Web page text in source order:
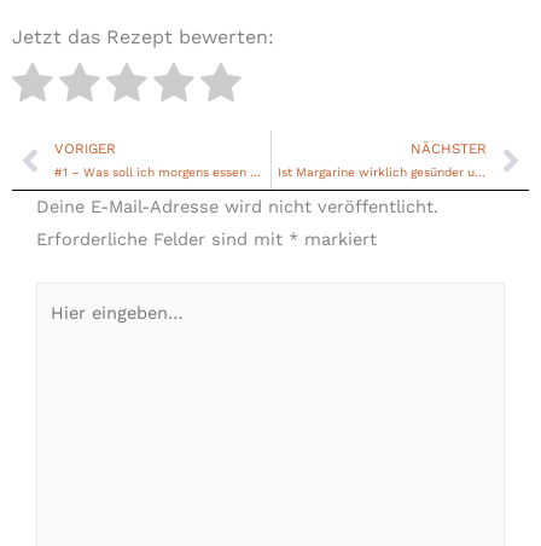
Jetzt das Rezept bewerten:
Zurück
VORIGER
#1 – Was soll ich morgens essen um gesund und schnell abzunehmen?
NÄCHSTER
Ist Margarine wirklich gesünder und besser als Butter?
Deine E-Mail-Adresse wird nicht veröffentlicht.
Erforderliche Felder sind mit * markiert